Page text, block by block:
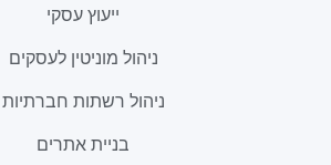
ייעוץ עסקי
ניהול מוניטין לעסקים
ניהול רשתות חברתיות
בניית אתרים